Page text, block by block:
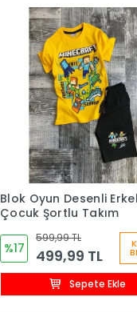
Blok Oyun Desenli
Çocuk Şortlu Takım
%17
599,99 TL
499,99 TL
Sepete Ekle